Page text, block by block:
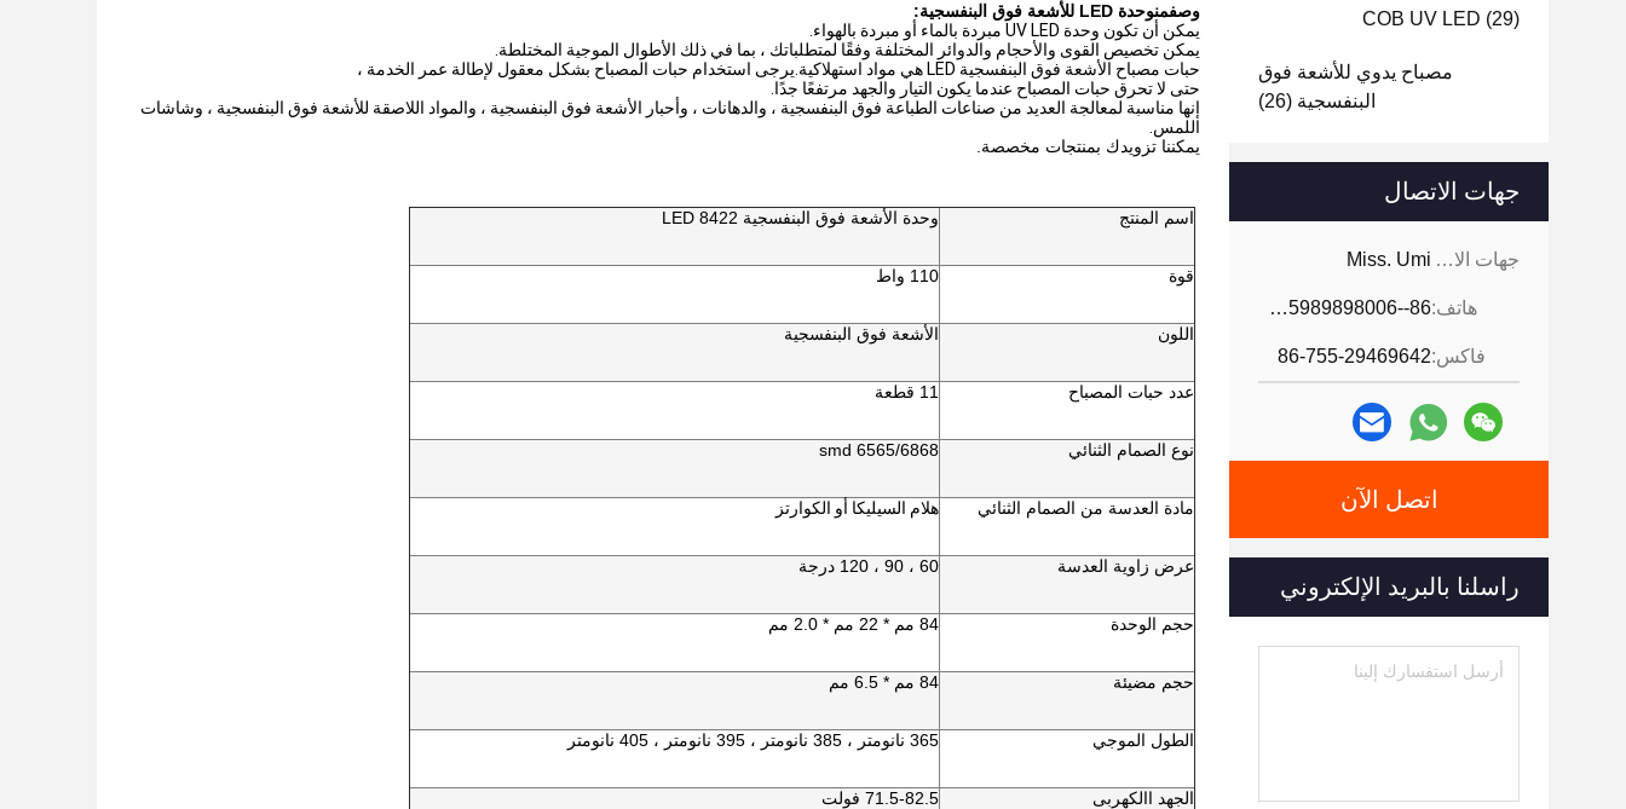
COB UV LED (29)
مصباح يدوي للأشعة فوق
البنفسجية (26)
جهات الاتصال
جهات الاتصال: Miss. Umi
هاتف: 86--18926468268-15989898006
فاكس:86-755-29469642
اتصل الآن
راسلنا بالبريد الإلكتروني
وصفمنوحدة LED للأشعة فوق البنفسجية:
يمكن أن تكون وحدة UV LED مبردة بالماء أو مبردة بالهواء.
يمكن تخصيص القوى والأحجام والدوائر المختلفة وفقًا لمتطلباتك ، بما في ذلك الأطوال الموجية المختلطة.
حبات مصباح الأشعة فوق البنفسجية LED هي مواد استهلاكية.يرجى استخدام حبات المصباح بشكل معقول لإطالة عمر الخدمة ،
حتى لا تحرق حبات المصباح عندما يكون التيار والجهد مرتفعًا جدًا.
إنها مناسبة لمعالجة العديد من صناعات الطباعة فوق البنفسجية ، والدهانات ، وأحبار الأشعة فوق البنفسجية ، والمواد اللاصقة للأشعة فوق البنفسجية ، وشاشات
اللمس.
يمكننا تزويدك بمنتجات مخصصة.
اسم المنتج وحدة الأشعة فوق البنفسجية LED 8422
قوة 110 واط
اللون الأشعة فوق البنفسجية
عدد حبات المصباح 11 قطعة
نوع الصمام الثنائي 6565/6868 smd
مادة العدسة من الصمام الثنائي هلام السيليكا أو الكوارتز
عرض زاوية العدسة 60 ، 90 ، 120 درجة
حجم الوحدة 84 مم * 22 مم * 2.0 مم
حجم مضيئة 84 مم * 6.5 مم
الطول الموجي 365 نانومتر ، 385 نانومتر ، 395 نانومتر ، 405 نانومتر
الجهد االكهربى 71.5-82.5 فولت